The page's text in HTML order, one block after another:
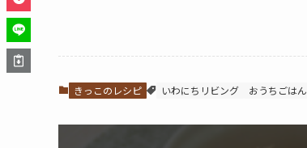
きっこのレシピ いわにちリビング おうちごはん